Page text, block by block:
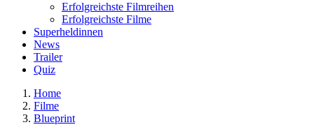
Erfolgreichste Filmreihen
Erfolgreichste Filme
Superheldinnen
News
Trailer
Quiz
Home
Filme
Blueprint